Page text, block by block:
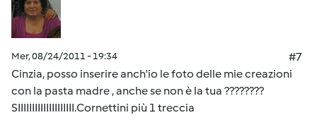
Mer, 08/24/2011 - 19:34
#7
Cinzia, posso inserire anch'io le foto delle mie creazioni
con la pasta madre , anche se non è la tua ????????
SIIIIIIIIIIIIIIIIIIII.Cornettini più 1 treccia